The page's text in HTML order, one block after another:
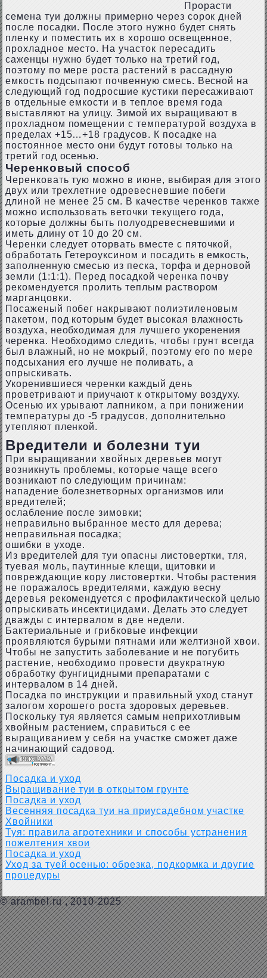
Прорасти
семена туи должны примерно через сорок дней
после посадки. После этого нужно будет снять
пленку и поместить их в хорошо освещенное,
прохладное место. На участок пересадить
саженцы нужно будет только на третий год,
поэтому по мере роста растений в рассадную
емкость подсыпают почвенную смесь. Весной на
следующий год подросшие кустики пересаживают
в отдельные емкости и в теплое время года
выставляют на улицу. Зимой их выращивают в
прохладном помещении с температурой воздуха в
пределах +15…+18 градусов. К посадке на
постоянное место они будут готовы только на
третий год осенью.
Черенковый способ
Черенковать тую можно в июне, выбирая для этого
двух или трехлетние одревесневшие побеги
длиной не менее 25 см. В качестве черенков также
можно использовать веточки текущего года,
которые должны быть полуодревесневшими и
иметь длину от 10 до 20 см.
Черенки следует оторвать вместе с пяточкой,
обработать Гетероуксином и посадить в емкость,
заполненную смесью из песка, торфа и дерновой
земли (1:1:1). Перед посадкой черенка почву
рекомендуется пролить теплым раствором
марганцовки.
Посаженый побег накрывают полиэтиленовым
пакетом, под которым будет высокая влажность
воздуха, необходимая для лучшего укоренения
черенка. Необходимо следить, чтобы грунт всегда
был влажный, но не мокрый, поэтому его по мере
подсыхания его лучше не поливать, а
опрыскивать.
Укоренившиеся черенки каждый день
проветривают и приучают к открытому воздуху.
Осенью их урывают лапником, а при понижении
температуры до -5 градусов, дополнительно
утепляют пленкой.
Вредители и болезни туи
При выращивании хвойных деревьев могут
возникнуть проблемы, которые чаще всего
возникают по следующим причинам:
нападение болезнетворных организмов или
вредителей;
ослабление после зимовки;
неправильно выбранное место для дерева;
неправильная посадка;
ошибки в уходе.
Из вредителей для туи опасны листовертки, тля,
туевая моль, паутинные клещи, щитовки и
повреждающие кору листовертки. Чтобы растения
не поражалось вредителями, каждую весну
деревья рекомендуется с профилактической целью
опрыскивать инсектицидами. Делать это следует
дважды с интервалом в две недели.
Бактериальные и грибковые инфекции
проявляются бурыми пятнами или желтизной хвои.
Чтобы не запустить заболевание и не погубить
растение, необходимо провести двукратную
обработку фунгицидными препаратами с
интервалом в 14 дней.
Посадка по инструкции и правильный уход станут
залогом хорошего роста здоровых деревьев.
Поскольку туя является самым неприхотливым
хвойным растением, справиться с ее
выращиванием у себя на участке сможет даже
начинающий садовод.
Посадка и уход
Выращивание туи в открытом грунте
Посадка и уход
Весенняя посадка туи на приусадебном участке
Хвойники
Туя: правила агротехники и способы устранения
пожелтения хвои
Посадка и уход
Уход за туей осенью: обрезка, подкормка и другие
процедуры
© arambel.ru, 2010-2025